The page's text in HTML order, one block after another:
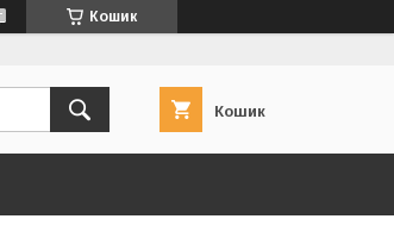
Кошик
Кошик